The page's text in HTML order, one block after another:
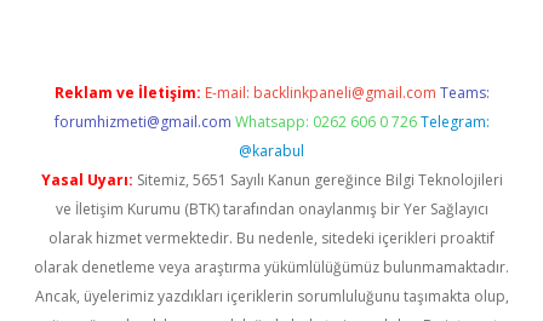
Reklam ve İletişim: E-mail: backlinkpaneli@gmail.com Teams:
forumhizmeti@gmail.com Whatsapp: 0262 606 0 726 Telegram:
@karabul
Yasal Uyarı: Sitemiz, 5651 Sayılı Kanun gereğince Bilgi Teknolojileri
ve İletişim Kurumu (BTK) tarafından onaylanmış bir Yer Sağlayıcı
olarak hizmet vermektedir. Bu nedenle, sitedeki içerikleri proaktif
olarak denetleme veya araştırma yükümlülüğümüz bulunmamaktadır.
Ancak, üyelerimiz yazdıkları içeriklerin sorumluluğunu taşımakta olup,